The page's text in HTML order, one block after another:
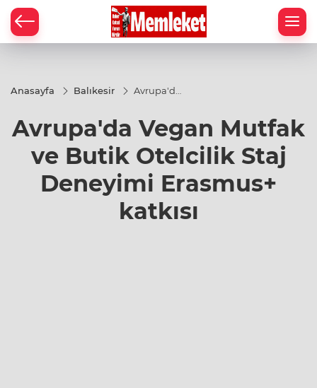
Anasayfa Balıkesir
Avrupa'da
Butik
Otelcilik
Staj
Deneyimi
katkısı
Avrupa'da Vegan Mutfak
ve Butik Otelcilik Staj
Deneyimi Erasmus+
katkısı